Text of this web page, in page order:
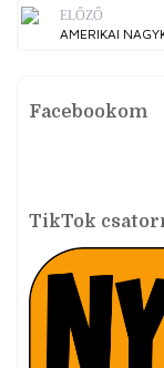
ELŐZŐ
AMERIKAI
Facebookom
TikTok